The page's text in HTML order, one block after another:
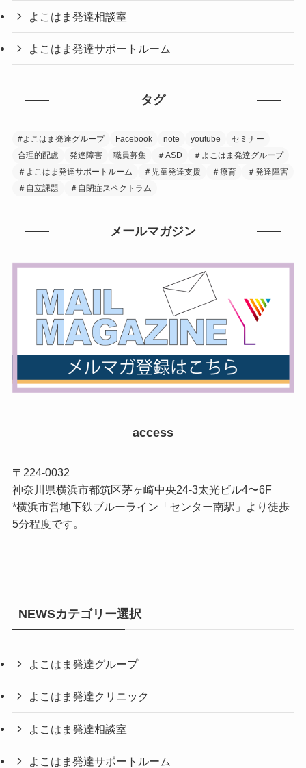
よこはま発達相談室
よこはま発達サポートルーム
タグ
#よこはま発達グループ Facebook note youtube
セミナー
合理的配慮
発達障害 職員募集 ＃ASD
＃よこはま発達グループ
＃よこはま発達サポートルーム
＃児童発達支援 ＃療育
＃発達障害
＃自立課題
＃自閉症スペクトラム
メールマガジン
access
〒224-0032
神奈川県横浜市都筑区茅ヶ崎中央24-3太光ビル4〜6F
*横浜市営地下鉄ブルーライン「センター南駅」より徒歩
5分程度です。
NEWSカテゴリー選択
よこはま発達グループ
よこはま発達クリニック
よこはま発達相談室
よこはま発達サポートルーム